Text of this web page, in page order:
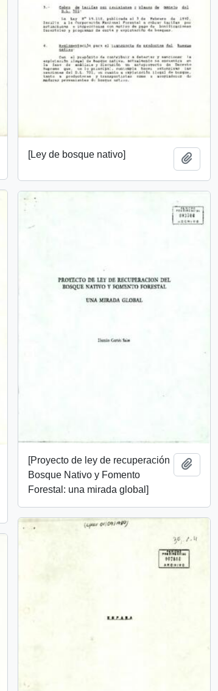
to clipboard
[Ley de bosque nativo] Add
to clipboard
[Proyecto de ley de recuperación
Bosque Nativo y Fomento
Forestal: una mirada global]
Add